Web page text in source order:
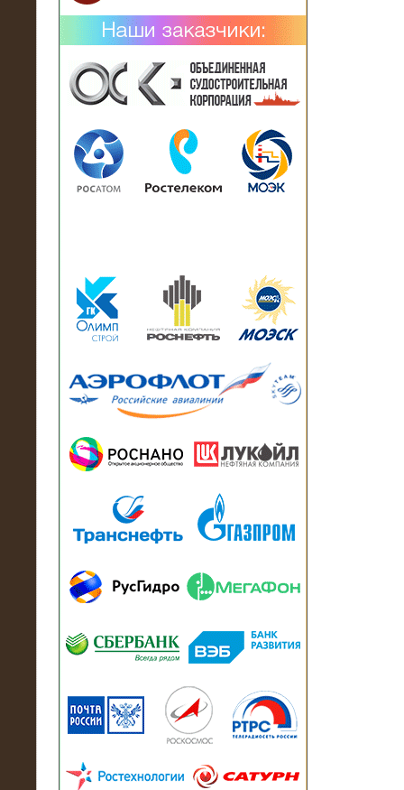
02.02.2019
Нагрузочный комплекс 26 МВт (10
кВ) поставлен в аренду на
13.07.2018
модуль в контейнере 2700 кВА на
Балтийский завод
Активно-реактивные нагрузочные
модули 15 МВт (21,5 МВА) На Кубок
конфедераций